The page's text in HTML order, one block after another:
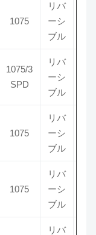
1075
リバ
ーシ
ブル
1075/3
SPD
リバ
ーシ
ブル
1075
リバ
ーシ
ブル
1075
リバ
ーシ
ブル
リバ